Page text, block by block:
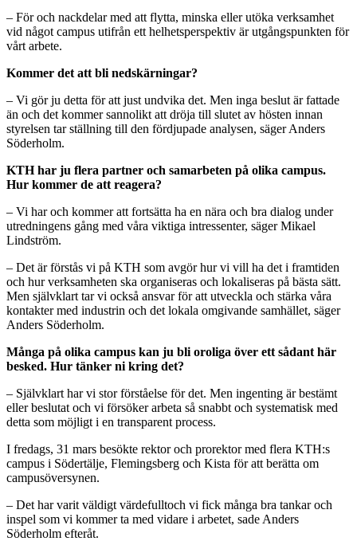
– För och nackdelar med att flytta, minska eller utöka verksamhet
vid något campus utifrån ett helhetsperspektiv är utgångspunkten för
vårt arbete.
Kommer det att bli nedskärningar?
– Vi gör ju detta för att just undvika det. Men inga beslut är fattade
än och det kommer sannolikt att dröja till slutet av hösten innan
styrelsen tar ställning till den fördjupade analysen, säger Anders
Söderholm.
KTH har ju flera partner och samarbeten på olika campus.
Hur kommer de att reagera?
– Vi har och kommer att fortsätta ha en nära och bra dialog under
utredningens gång med våra viktiga intressenter, säger Mikael
Lindström.
– Det är förstås vi på KTH som avgör hur vi vill ha det i framtiden
och hur verksamheten ska organiseras och lokaliseras på bästa sätt.
Men självklart tar vi också ansvar för att utveckla och stärka våra
kontakter med industrin och det lokala omgivande samhället, säger
Anders Söderholm.
Många på olika campus kan ju bli oroliga över ett sådant här
besked. Hur tänker ni kring det?
– Självklart har vi stor förståelse för det. Men ingenting är bestämt
eller beslutat och vi försöker arbeta så snabbt och systematisk med
detta som möjligt i en transparent process.
I fredags, 31 mars besökte rektor och prorektor med flera KTH:s
campus i Södertälje, Flemingsberg och Kista för att berätta om
campusöversynen.
– Det har varit väldigt värdefulltoch vi fick många bra tankar och
inspel som vi kommer ta med vidare i arbetet, sade Anders
Söderholm efteråt.